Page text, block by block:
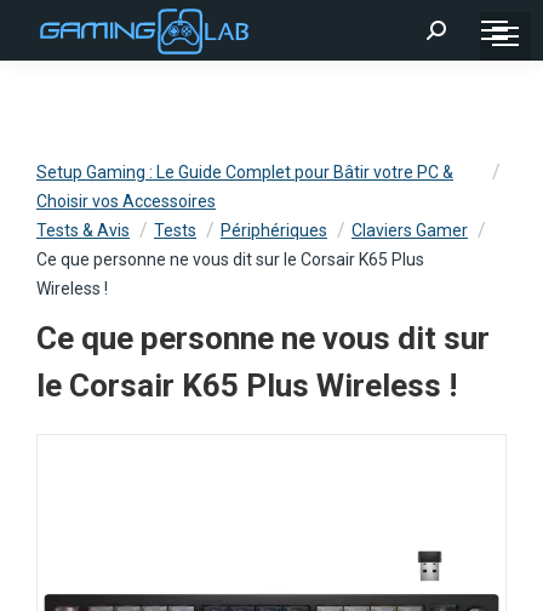
Recherche
Setup Gaming : Le Guide Complet pour Bâtir votre PC &
Choisir vos Accessoires
Tests & Avis
Tests Périphériques
Claviers Gamer
Ce que personne ne vous dit sur le Corsair K65 Plus
Wireless !
Ce que personne ne vous dit sur
le Corsair K65 Plus Wireless !